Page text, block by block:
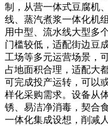
制，从营一体式豆腐机
线、蒸汽煮浆一体化机
用中型、流水线大型多
门槛较低，适配街边豆
工场等多元运营场景，
占地面积合理，适配大
可完成投产运转，可以
样化采购需求。设备从
锈、易洁净消毒，契合
一体化集成设想，削减